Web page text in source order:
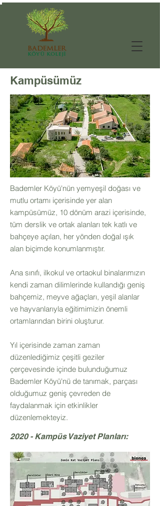
Kampüsümüz
Bademler Köyü'nün yemyeşil doğası ve
mutlu ortamı içerisinde yer alan
kampüsümüz, 10 dönüm arazi içerisinde,
tüm derslik ve ortak alanları tek katlı ve
bahçeye açılan, her yönden doğal ışık
alan biçimde konumlanmıştır.
Ana sınıfı, ilkokul ve ortaokul binalarımızın
kendi zaman dilimlerinde kullandığı geniş
bahçemiz, meyve ağaçları, yeşil alanlar
ve hayvanlarıyla eğitimimizin önemli
ortamlarından birini oluşturur.
Yıl içerisinde zaman zaman
düzenlediğimiz çeşitli geziler
çerçevesinde içinde bulunduğumuz
Bademler Köyü'nü de tanımak, parçası
olduğumuz geniş çevreden de
faydalanmak için etkinlikler
düzenlemekteyiz.
2020 - Kampüs Vaziyet Planları: